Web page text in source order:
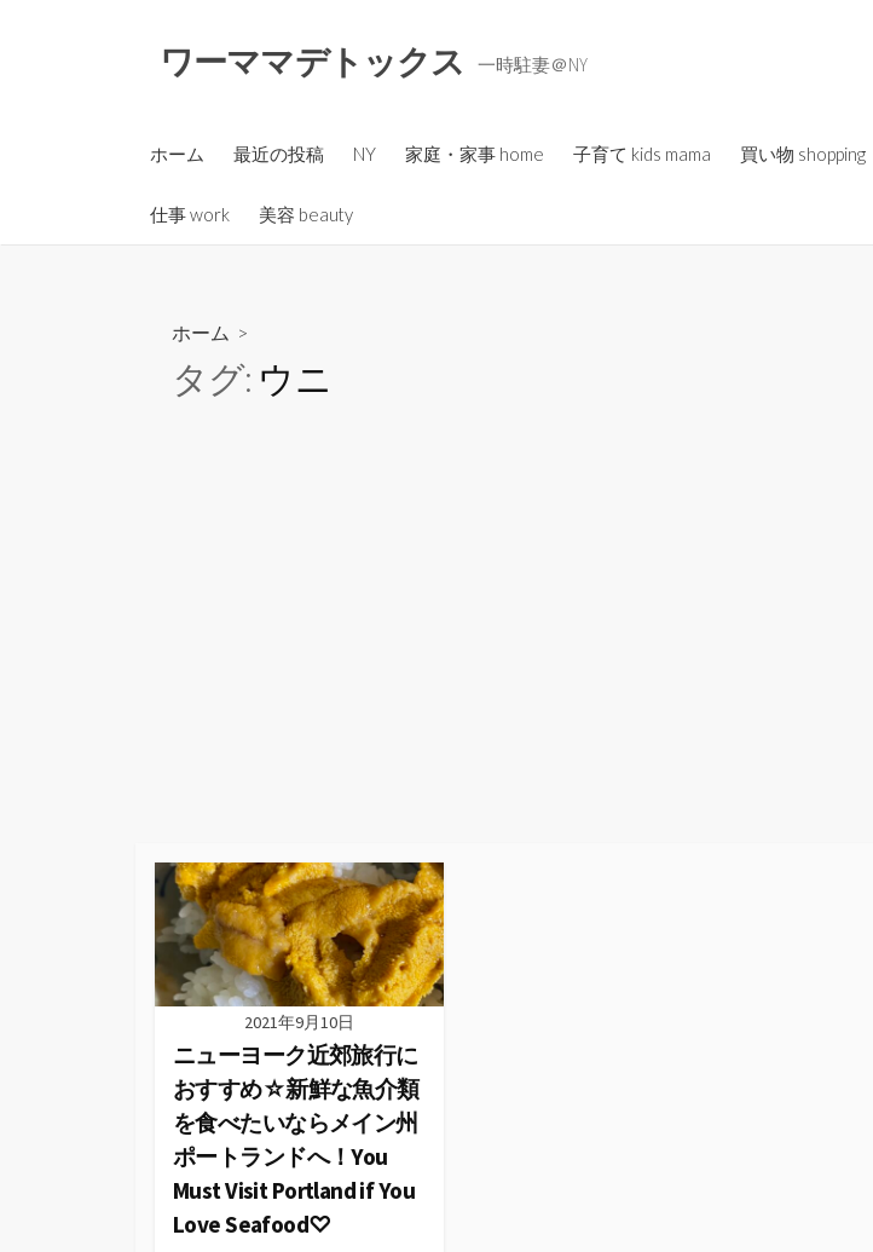
ワーママデトックス 一時駐妻＠NY
ホーム 最近の投稿 NY 家庭・家事 home 子育て kids mama 買い物 shopping
仕事 work 美容 beauty
ホーム >
タグ: ウニ
2021年9月10日
ニューヨーク近郊旅行に
おすすめ☆新鮮な魚介類
を食べたいならメイン州
ポートランドへ！You
Must Visit Portland if You
Love Seafood♡